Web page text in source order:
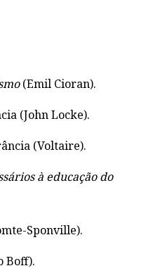
(Emil Cioran).
(John Locke).
(Voltaire).
à educação do
Sponville).
Boff).